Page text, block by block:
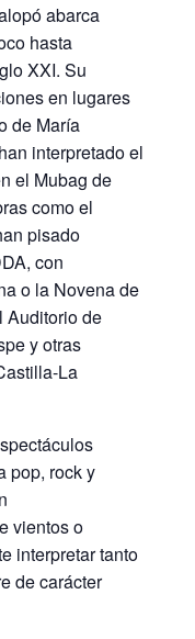
abarca
hasta
XXI. Su
en lugares
de María
interpretado el
el Mubag de
como el
pisado
con
o la Novena de
Auditorio de
y otras
La
pop, rock y
vientos o
interpretar tanto
de carácter